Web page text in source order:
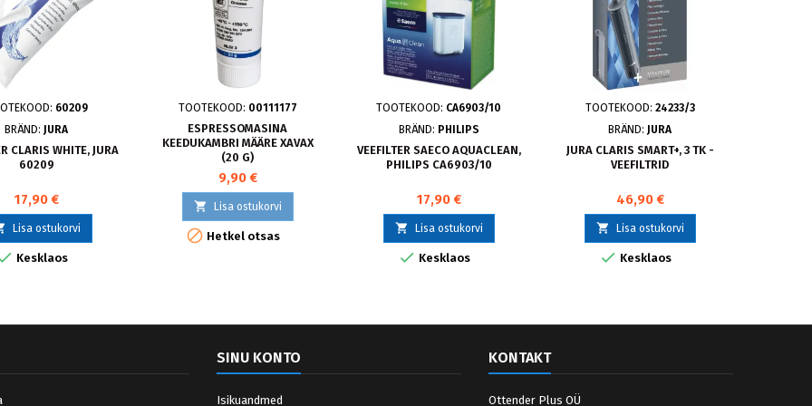
60209
BRÄND: JURA
CLARIS WHITE, JURA
60209
17,90 €
Lisa ostukorvi
Kesklaos
TOOTEKOOD: 00111177
ESPRESSOMASINA
KEEDUKAMBRI MÄÄRE XAVAX
(20 G)
9,90 €
 Lisa ostukorvi
 Hetkel otsas
TOOTEKOOD: CA6903/10
BRÄND: PHILIPS
VEEFILTER SAECO AQUACLEAN,
PHILIPS CA6903/10
17,90 €
 Lisa ostukorvi
 Kesklaos
TOOTEKOOD: 24233/3
BRÄND: JURA
JURA CLARIS SMART+, 3 TK -
VEEFILTRID
46,90 €
 Lisa ostukorvi
 Kesklaos
SINU KONTO
Isikuandmed
KONTAKT
Ottender Plus OÜ